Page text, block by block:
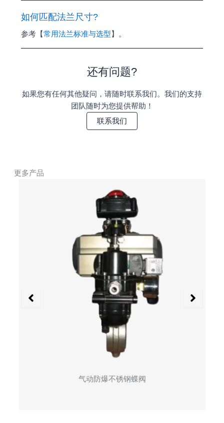
如何匹配法兰尺寸?
参考【常用法兰标准与选型】。
还有问题?
如果您有任何其他疑问，请随时联系我们。我们的支持
团队随时为您提供帮助！
联系我们
更多产品
电动衬氟蝶阀